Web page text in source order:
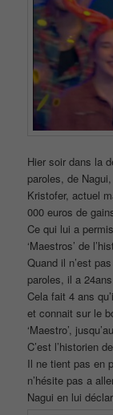
Hier soir dans la
paroles, de
Kristofer, actuel
000 euros de
Ce qui lui a
‘Maestros’ de
Quand il n’est
paroles, il a
Cela fait 4 ans
et connait sur le
‘Maestro’,
C’est l’historien
Il ne tient pas en
n’hésite pas a
Nagui en lui